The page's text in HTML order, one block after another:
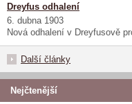
Dreyfus odhalení
6. dubna 1903
Nová odhalení v Dreyfusově
Další články
Nejčtenější